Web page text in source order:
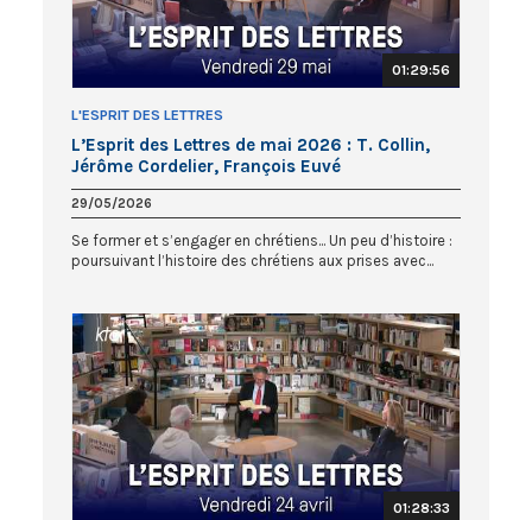
01:29:56
L'ESPRIT DES LETTRES
L’Esprit des Lettres de mai 2026 : T. Collin,
Jérôme Cordelier, François Euvé
29/05/2026
Se former et s’engager en chrétiens... Un peu d’histoire :
poursuivant l’histoire des chrétiens aux prises avec...
01:28:33